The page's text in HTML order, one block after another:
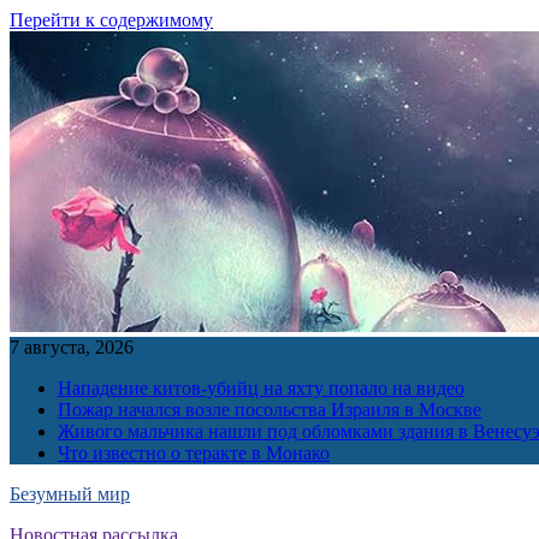
Перейти к содержимому
7 августа, 2026
Нападение китов-убийц на яхту попало на видео
Пожар начался возле посольства Израиля в Москве
Живого мальчика нашли под обломками здания в
Что известно о теракте в Монако
Безумный мир
Новостная рассылка